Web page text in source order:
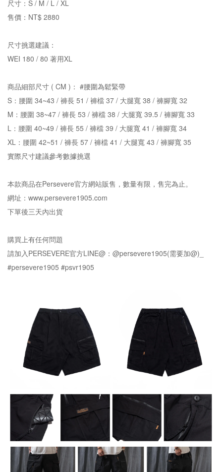
尺寸：S / M / L / XL
售價：NT$ 2880
尺寸挑選建議：
WEI 180 / 80 著用XL
商品細部尺寸 ( CM )： #腰圍為鬆緊帶
S：腰圍 34~43 / 褲長 51 / 褲檔 37 / 大腿寬 38 / 褲腳寬 32
M：腰圍 38~47 / 褲長 53 / 褲檔 38 / 大腿寬 39.5 / 褲腳寬 33
L：腰圍 40~49 / 褲長 55 / 褲檔 39 / 大腿寬 41 / 褲腳寬 34
XL：腰圍 42~51 / 褲長 57 / 褲檔 41 / 大腿寬 43 / 褲腳寬 35
實際尺寸建議參考數據挑選
本款商品在Persevere官方網站販售，數量有限，售完為止。
網址：www.persevere1905.com
下單後三天內出貨
購買上有任何問題
請加入PERSEVERE官方LINE@：@persevere1905(需要加@)_
#persevere1905 #psvr1905